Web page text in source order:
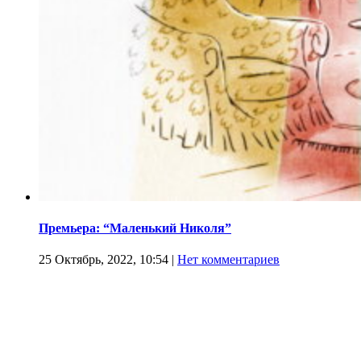
Премьера: “Маленький Николя”
25 Октябрь, 2022, 10:54 | Нет комментариев